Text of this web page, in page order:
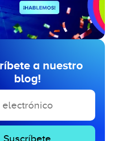
a nuestro
blog!